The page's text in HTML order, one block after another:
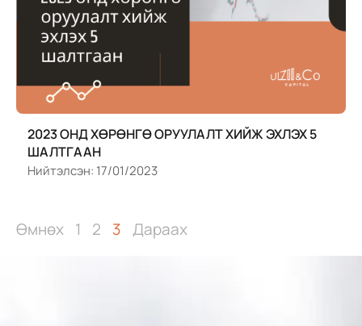
2023 ОНД ХӨРӨНГӨ ОРУУЛАЛТ ХИЙЖ ЭХЛЭХ 5
ШАЛТГААН
Нийтэлсэн: 17/01/2023
Өмнөх 1 2 3 Дараах